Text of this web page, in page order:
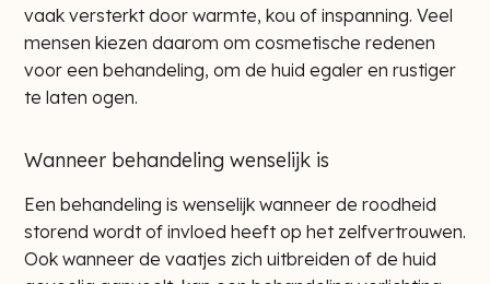
vaak versterkt door warmte, kou of inspanning. Veel
mensen kiezen daarom om cosmetische redenen
voor een behandeling, om de huid egaler en rustiger
te laten ogen.
Wanneer behandeling wenselijk is
Een behandeling is wenselijk wanneer de roodheid
storend wordt of invloed heeft op het zelfvertrouwen.
Ook wanneer de vaatjes zich uitbreiden of de huid